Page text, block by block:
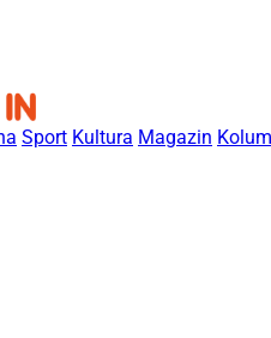
Sport Kultura Magazin